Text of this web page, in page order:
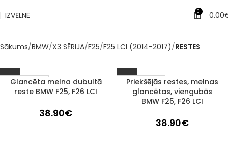
IZVĒLNE 0 0.00
Sākums BMW X3 SĒRIJA F25 F25 LCI (2014-2017) RESTES
1–3 d. d.
Glancēta melna dubultā
reste BMW F25, F26 LCI
38.90€
1–3 d. d.
Priekšējās restes, melnas
glancētas, viengubās
BMW F25, F26 LCI
38.90€